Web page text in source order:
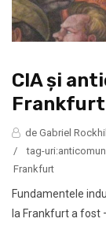
CIA și
Frankfurt
de Gabriel Rockhill
/
tag-uri:
Frankfurt
Fundamentele
la Frankfurt a fost